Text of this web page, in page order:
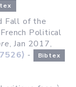
Fall of the
Political
, Jan 2017,
- Bibtex